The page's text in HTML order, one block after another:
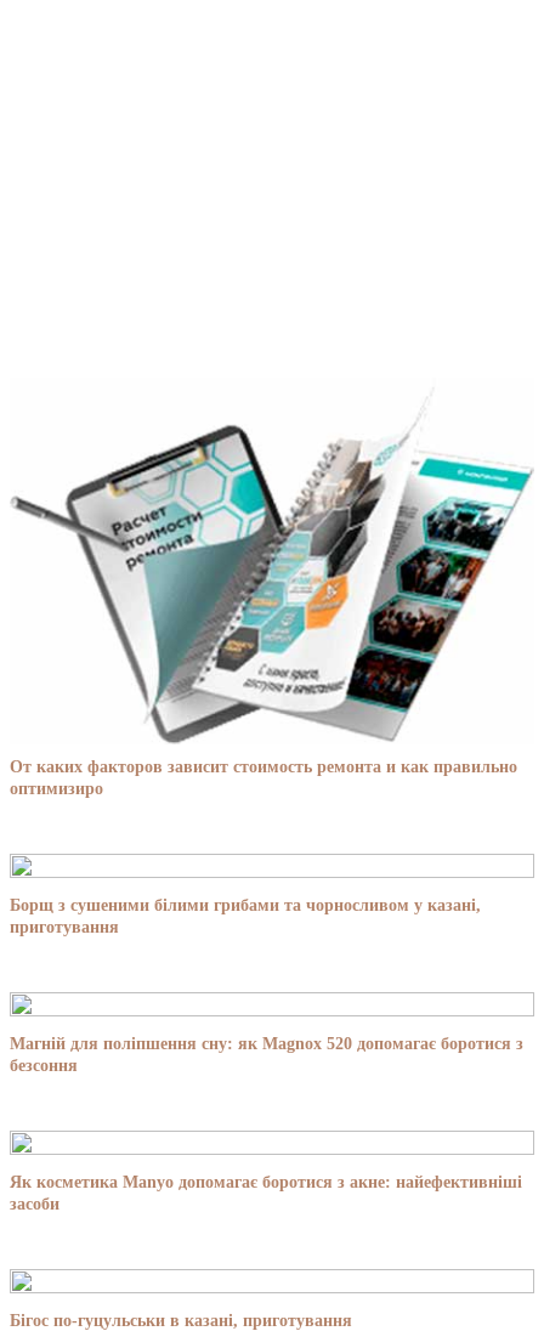
От каких факторов зависит стоимость ремонта и как правильно
оптимизиро
Борщ з сушеними білими грибами та чорносливом у казані,
приготування
Магній для поліпшення сну: як Magnox 520 допомагає боротися з
безсоння
Як косметика Manyo допомагає боротися з акне: найефективніші
засоби
Бігос по-гуцульськи в казані, приготування